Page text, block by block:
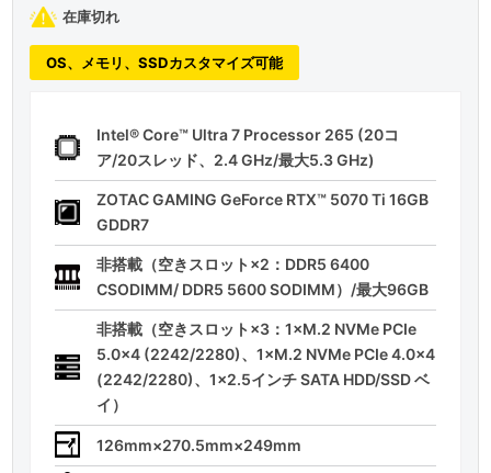
在庫切れ
OS、メモリ、SSDカスタマイズ可能
Intel® Core™ Ultra 7 Processor 265 (20コ
ア/20スレッド、2.4 GHz/最大5.3 GHz)
ZOTAC GAMING GeForce RTX™ 5070 Ti 16GB
GDDR7
非搭載（空きスロット×2：DDR5 6400
CSODIMM/ DDR5 5600 SODIMM）/最大96GB
非搭載（空きスロット×3：1×M.2 NVMe PCIe
5.0x4 (2242/2280)、1×M.2 NVMe PCIe 4.0x4
(2242/2280)、1×2.5インチ SATA HDD/SSD ベ
イ）
126mm×270.5mm×249mm